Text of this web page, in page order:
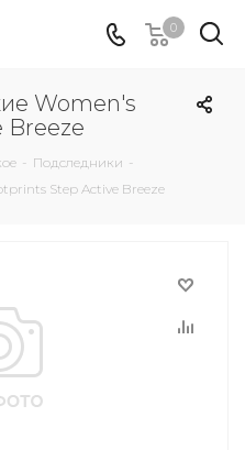
0
Women's
Breeze
- Подследники -
Step Active Breeze